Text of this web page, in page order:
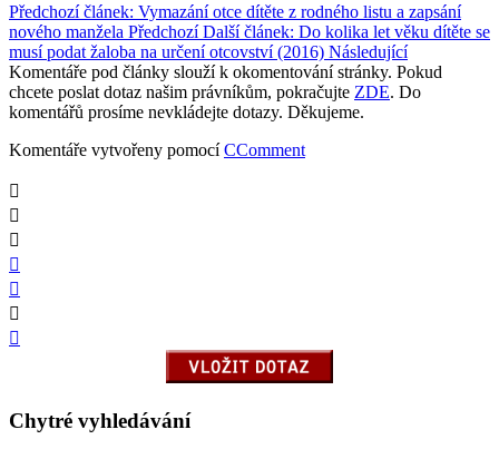
Předchozí článek: Vymazání otce dítěte z rodného listu a zapsání
nového manžela Předchozí Další článek: Do kolika let věku dítěte se
musí podat žaloba na určení otcovství (2016) Následující
Komentáře pod články slouží k okomentování stránky. Pokud
chcete poslat dotaz našim právníkům, pokračujte ZDE. Do
komentářů prosíme nevkládejte dotazy. Děkujeme.
Komentáře vytvořeny pomocíCComment
Chytré vyhledávání